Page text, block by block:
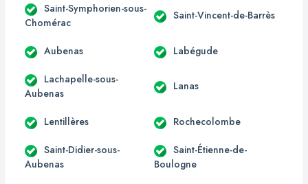
Saint-Symphorien-sous-
Chomérac
Saint-Vincent-de-Barrès
Aubenas Labégude
Lachapelle-sous-
Aubenas
Lanas
Lentillères Rochecolombe
Saint-Didier-sous-
Aubenas
Saint-Étienne-de-
Boulogne